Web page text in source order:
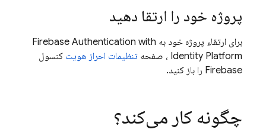
پروژه خود را ارتقا دهید
برای ارتقاء پروژه خود به Firebase Authentication with
Identity Platform، صفحه تنظیمات احراز هویتکنسول
Firebaseرا باز کنید.
چگونه کار می‌کند؟